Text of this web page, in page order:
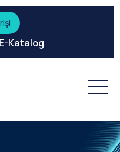
E-Katalog